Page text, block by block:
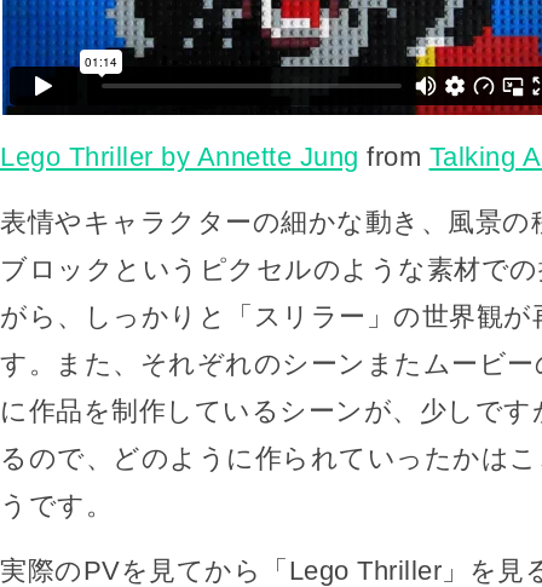
Lego Thriller by Annette Jung from Talking
表情やキャラクターの細かな動き、風景の
ブロックというピクセルのような素材で
がら、しっかりと「スリラー」の世界観
す。また、それぞれのシーンまたムービ
に作品を制作しているシーンが、少しで
るので、どのように作られていったかは
うです。
実際のPVを見てから「Lego Thriller」を見